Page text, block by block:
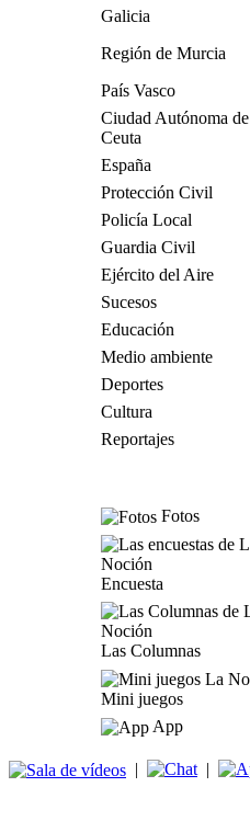
Galicia
Región de Murcia
País Vasco
Ciudad Autónoma de
Ceuta
España
Protección Civil
Policía Local
Guardia Civil
Ejército del Aire
Sucesos
Educación
Medio ambiente
Deportes
Cultura
Reportajes
Fotos
Encuesta
Las Columnas
Mini juegos
App
| |